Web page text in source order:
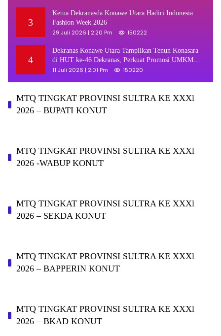
3
Ketua Dekranasda Konawe Utara Hadiri Indonesia
Fashion Week 2026
29 Juli 2026 | 2:20 Pm 150222
4
Dekranas Konawe Utara Tampilkan Tenun Konasara
di HUT ke-46 Dekranas, Perkuat Promosi UMKM
Daerah
11 Juli 2026 | 2:01 Pm 150220
MTQ TINGKAT PROVINSI SULTRA KE XXXl
2026 – BUPATI KONUT
MTQ TINGKAT PROVINSI SULTRA KE XXXl
2026 -WABUP KONUT
MTQ TINGKAT PROVINSI SULTRA KE XXXl
2026 – SEKDA KONUT
MTQ TINGKAT PROVINSI SULTRA KE XXXl
2026 – BAPPERIN KONUT
MTQ TINGKAT PROVINSI SULTRA KE XXXl
2026 – BKAD KONUT